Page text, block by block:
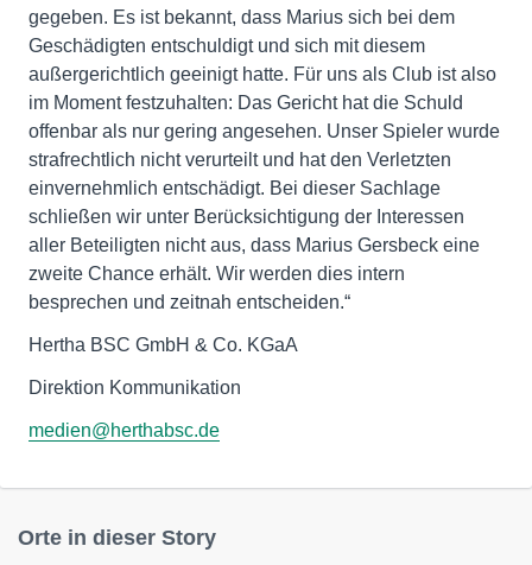
gegeben. Es ist bekannt, dass Marius sich bei dem
Geschädigten entschuldigt und sich mit diesem
außergerichtlich geeinigt hatte. Für uns als Club ist also
im Moment festzuhalten: Das Gericht hat die Schuld
offenbar als nur gering angesehen. Unser Spieler wurde
strafrechtlich nicht verurteilt und hat den Verletzten
einvernehmlich entschädigt. Bei dieser Sachlage
schließen wir unter Berücksichtigung der Interessen
aller Beteiligten nicht aus, dass Marius Gersbeck eine
zweite Chance erhält. Wir werden dies intern
besprechen und zeitnah entscheiden.“
Hertha BSC GmbH & Co. KGaA
Direktion Kommunikation
medien@herthabsc.de
Orte in dieser Story